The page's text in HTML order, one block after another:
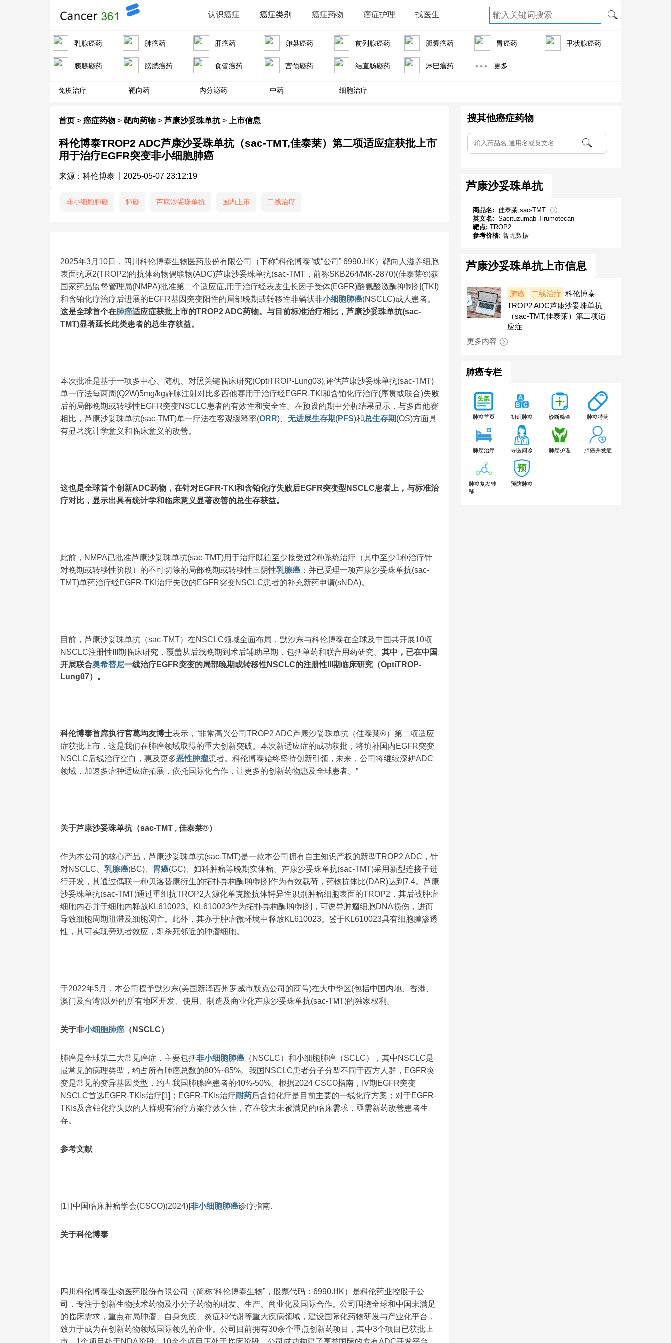
认识癌症 癌症类别 癌症药物 癌症护理 找医生
乳腺癌药 肺癌药 肝癌药 卵巢癌药 前列腺癌药 胆囊癌药 胃癌药 甲状腺癌药
胰腺癌药 膀胱癌药 食管癌药 宫颈癌药 结直肠癌药 淋巴瘤药 更多
免疫治疗 靶向药 内分泌药 中药 细胞治疗
首页> 癌症药物> 靶向药物> 芦康沙妥珠单抗> 上市信息
科伦博泰TROP2 ADC芦康沙妥珠单抗（sac-TMT,佳泰莱）第二项适应症获批上市
用于治疗EGFR突变非小细胞肺癌
来源：科伦博泰 2025-05-07 23:12:19
非小细胞肺癌 肺癌 芦康沙妥珠单抗 国内上市 二线治疗
2025年3月10日，四川科伦博泰生物医药股份有限公司（下称“科伦博泰”或“公司” 6990.HK）靶向人滋养细胞
表面抗原2(TROP2)的抗体药物偶联物(ADC)芦康沙妥珠单抗(sac-TMT，前称SKB264/MK-2870)(佳泰莱®)获
国家药品监督管理局(NMPA)批准第二个适应症,用于治疗经表皮生长因子受体(EGFR)酪氨酸激酶抑制剂(TKI)
和含铂化疗治疗后进展的EGFR基因突变阳性的局部晚期或转移性非鳞状非小细胞肺癌(NSCLC)成人患者。
这是全球首个在肺癌适应症获批上市的TROP2 ADC药物。与目前标准治疗相比，芦康沙妥珠单抗(sac-
TMT)显著延长此类患者的总生存获益。
本次批准是基于一项多中心、随机、对照关键临床研究(OptiTROP-Lung03),评估芦康沙妥珠单抗(sac-TMT)
单一疗法每两周(Q2W)5mg/kg静脉注射对比多西他赛用于治疗经EGFR-TKI和含铂化疗治疗(序贯或联合)失败
后的局部晚期或转移性EGFR突变NSCLC患者的有效性和安全性。在预设的期中分析结果显示，与多西他赛
相比，芦康沙妥珠单抗(sac-TMT)单一疗法在客观缓释率(ORR)、 无进展生存期(PFS)和总生存期(OS)方面具
有显著统计学意义和临床意义的改善。
这也是全球首个创新ADC药物，在针对EGFR-TKI和含铂化疗失败后EGFR突变型NSCLC患者上，与标准治
疗对比，显示出具有统计学和临床意义显著改善的总生存获益。
此前，NMPA已批准芦康沙妥珠单抗(sac-TMT)用于治疗既往至少接受过2种系统治疗（其中至少1种治疗针
对晚期或转移性阶段）的不可切除的局部晚期或转移性三阴性乳腺癌；并已受理一项芦康沙妥珠单抗(sac-
TMT)单药治疗经EGFR-TKI治疗失败的EGFR突变NSCLC患者的补充新药申请(sNDA)。
目前，芦康沙妥珠单抗（sac-TMT）在NSCLC领域全面布局，默沙东与科伦博泰在全球及中国共开展10项
NSCLC注册性III期临床研究，覆盖从后线晚期到术后辅助早期，包括单药和联合用药研究。 其中，已在中国
开展联合奥希替尼一线治疗EGFR突变的局部晚期或转移性NSCLC的注册性III期临床研究（OptiTROP-
Lung07）。
科伦博泰首席执行官葛均友博士表示，“非常高兴公司TROP2 ADC芦康沙妥珠单抗（佳泰莱®）第二项适应
症获批上市，这是我们在肺癌领域取得的重大创新突破。本次新适应症的成功获批，将填补国内EGFR突变
NSCLC后线治疗空白，惠及更多恶性肿瘤患者。科伦博泰始终坚持创新引领，未来，公司将继续深耕ADC
领域，加速多瘤种适应症拓展，依托国际化合作，让更多的创新药物惠及全球患者。”
关于芦康沙妥珠单抗（sac-TMT , 佳泰莱®）
作为本公司的核心产品，芦康沙妥珠单抗(sac-TMT)是一款本公司拥有自主知识产权的新型TROP2 ADC，针
对NSCLC、 乳腺癌(BC)、 胃癌(GC)、妇科肿瘤等晚期实体瘤。芦康沙妥珠单抗(sac-TMT)采用新型连接子进
行开发，其通过偶联一种贝洛替康衍生的拓扑异构酶I抑制剂作为有效载荷，药物抗体比(DAR)达到7.4。芦康
沙妥珠单抗(sac-TMT)通过重组抗TROP2人源化单克隆抗体特异性识别肿瘤细胞表面的TROP2，其后被肿瘤
细胞内吞并于细胞内释放KL610023。KL610023作为拓扑异构酶I抑制剂，可诱导肿瘤细胞DNA损伤，进而
导致细胞周期阻滞及细胞凋亡。此外，其亦于肿瘤微环境中释放KL610023。鉴于KL610023具有细胞膜渗透
性，其可实现旁观者效应，即杀死邻近的肿瘤细胞。
于2022年5月，本公司授予默沙东(美国新泽西州罗威市默克公司的商号)在大中华区(包括中国内地、香港、
澳门及台湾)以外的所有地区开发、使用、制造及商业化芦康沙妥珠单抗(sac-TMT)的独家权利。
关于非小细胞肺癌（NSCLC）
肺癌是全球第二大常见癌症，主要包括非小细胞肺癌（NSCLC）和小细胞肺癌（SCLC），其中NSCLC是
最常见的病理类型，约占所有肺癌总数的80%~85%。我国NSCLC患者分子分型不同于西方人群，EGFR突
变是常见的变异基因类型，约占我国肺腺癌患者的40%-50%。根据2024 CSCO指南，IV期EGFR突变
NSCLC首选EGFR-TKIs治疗[1]；EGFR-TKIs治疗耐药后含铂化疗是目前主要的一线化疗方案；对于EGFR-
TKIs及含铂化疗失败的人群现有治疗方案疗效欠佳，存在较大未被满足的临床需求，亟需新药改善患者生
存。
参考文献
[1] [中国临床肿瘤学会(CSCO)(2024)]非小细胞肺癌诊疗指南.
关于科伦博泰
四川科伦博泰生物医药股份有限公司（简称“科伦博泰生物”，股票代码：6990.HK）是科伦药业控股子公
司，专注于创新生物技术药物及小分子药物的研发、生产、商业化及国际合作。公司围绕全球和中国未满足
的临床需求，重点布局肿瘤、自身免疫、炎症和代谢等重大疾病领域，建设国际化药物研发与产业化平台，
致力于成为在创新药物领域国际领先的企业。公司目前拥有30余个重点创新药项目，其中3个项目已获批上
市，1个项目处于NDA阶段，10余个项目正处于临床阶段。公司成功构建了享誉国际的专有ADC开发平台
搜其他癌症药物
芦康沙妥珠单抗
商品名:佳泰莱,sac-TMT
英文名:Sacituzumab Tirumotecan
靶点:TROP2
参考价格:暂无数据
芦康沙妥珠单抗上市信息
肺癌 二线治疗 科伦博泰
TROP2 ADC芦康沙妥珠单抗
（sac-TMT,佳泰莱）第二项适
应症
更多内容
肺癌专栏
肺癌首页 初识肺癌 诊断筛查 肺癌特药
肺癌治疗 寻医问诊 肺癌护理 肺癌并发症
肺癌复发转
移
预防肺癌